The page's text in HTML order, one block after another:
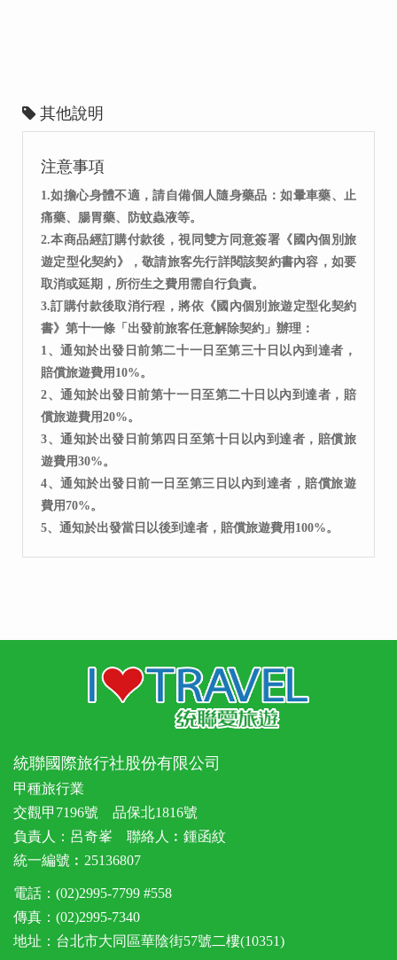
其他說明
注意事項
1.如擔心身體不適，請自備個人隨身藥品：如暈車藥、止
痛藥、腸胃藥、防蚊蟲液等。
2.本商品經訂購付款後，視同雙方同意簽署《國內個別旅
遊定型化契約》，敬請旅客先行詳閱該契約書內容，如要
取消或延期，所衍生之費用需自行負責。
3.訂購付款後取消行程，將依《國內個別旅遊定型化契約
書》第十一條「出發前旅客任意解除契約」辦理：
1、通知於出發日前第二十一日至第三十日以內到達者，
賠償旅遊費用10%。
2、通知於出發日前第十一日至第二十日以內到達者，賠
償旅遊費用20%。
3、通知於出發日前第四日至第十日以內到達者，賠償旅
遊費用30%。
4、通知於出發日前一日至第三日以內到達者，賠償旅遊
費用70%。
5、通知於出發當日以後到達者，賠償旅遊費用100%。
統聯國際旅行社股份有限公司
甲種旅行業
交觀甲7196號 品保北1816號
負責人：呂奇峯 聯絡人︰鍾函紋
統一編號︰25136807
電話：(02)2995-7799 #558
傳真：(02)2995-7340
地址：台北市大同區華陰街57號二樓(10351)